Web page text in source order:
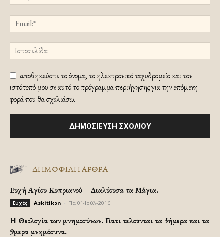
αποθηκεύστε το όνομα, το ηλεκτρονικό ταχυδρομείο και τον
ιστότοπό μου σε αυτό το πρόγραμμα περιήγησης για την επόμενη
φορά που θα σχολιάσω.
ΔΗΜΟΦΙΛΗ ΑΡΘΡΑ
Ευχή Αγίου Κυπριανού – Διαλύουσα τα Μάγια.
Ευχές Askitikon Πα 01-Ιούλ-2016
H Θεολογία των μνημοσύνων. Γιατι τελούνται τα 3ήμερα και τα
9μερα μνημόσυνα.